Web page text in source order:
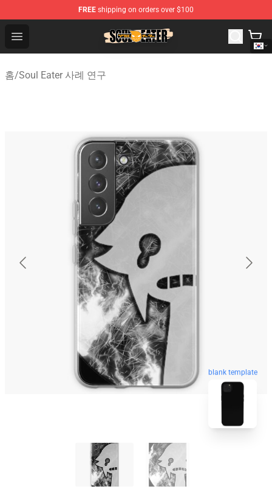
FREE shipping on orders over $100
Open menu
Soul Eater Store - Official Soul Eater Merchandise Shop
홈/Soul Eater 사례 연구
blank template